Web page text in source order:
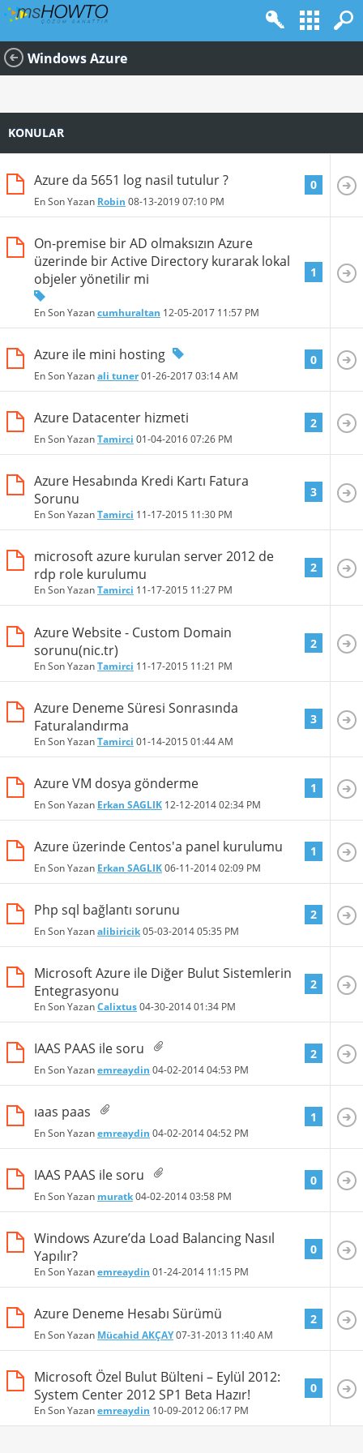
Windows Azure
KONULAR
Azure da 5651 log nasil tutulur ?
En Son Yazan Robin 08-13-201907:10 PM
0
On-premise bir AD olmaksızın Azure
üzerinde bir Active Directory kurarak lokal
objeler yönetilir mi
En Son Yazancumhuraltan 12-05-2017 11:57 PM
1
Azure ile mini hosting
En Son Yazanali tuner01-26-201703:14 AM
0
Azure Datacenter hizmeti
En Son YazanTamirci 01-04-201607:26 PM
2
Azure Hesabında Kredi Kartı Fatura
Sorunu
En Son YazanTamirci 11-17-2015 11:30 PM
3
microsoft azure kurulan server 2012 de
rdp role kurulumu
En Son YazanTamirci 11-17-2015 11:27 PM
2
Azure Website - Custom Domain
sorunu(nic.tr)
En Son YazanTamirci 11-17-2015 11:21 PM
2
Azure Deneme Süresi Sonrasında
Faturalandırma
En Son YazanTamirci 01-14-2015 01:44 AM
3
Azure VM dosya gönderme
En Son Yazan Erkan SAGLIK 12-12-201402:34 PM
1
Azure üzerinde Centos'a panel kurulumu
En Son Yazan Erkan SAGLIK06-11-201402:09 PM
1
Php sql bağlantı sorunu
En Son Yazanalibiricik05-03-201405:35 PM
2
Microsoft Azure ile Diğer Bulut Sistemlerin
Entegrasyonu
En Son YazanCalixtus04-30-201401:34 PM
2
IAAS PAAS ile soru
En Son Yazanemreaydin 04-02-201404:53 PM
2
ıaas paas
En Son Yazanemreaydin 04-02-201404:52 PM
1
IAAS PAAS ile soru
En Son Yazan muratk04-02-201403:58 PM
0
Windows Azure’da Load Balancing Nasıl
Yapılır?
En Son Yazanemreaydin 01-24-2014 11:15 PM
0
Azure Deneme Hesabı Sürümü
En Son Yazan Mücahid AKÇAY07-31-2013 11:40 AM
2
Microsoft Özel Bulut Bülteni – Eylül 2012:
System Center 2012 SP1 Beta Hazır!
En Son Yazanemreaydin 10-09-201206:17 PM
0